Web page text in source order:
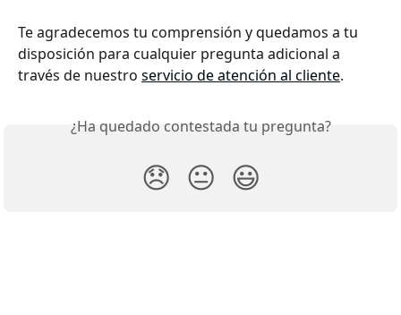
Te agradecemos tu comprensión y quedamos a tu
disposición para cualquier pregunta adicional a
través de nuestro servicio de atención al cliente.
¿Ha quedado contestada tu pregunta?
😞 😐 😃